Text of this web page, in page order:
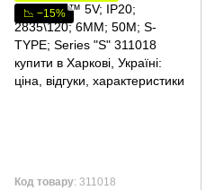
📉 −15%
Код товару: 311018